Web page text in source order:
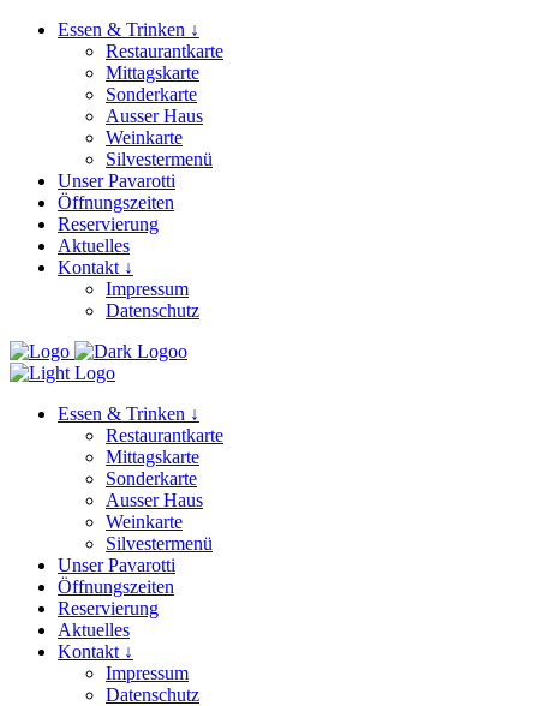
Essen & Trinken ↓
Restaurantkarte
Mittagskarte
Sonderkarte
Ausser Haus
Weinkarte
Silvestermenü
Unser Pavarotti
Öffnungszeiten
Reservierung
Aktuelles
Kontakt ↓
Impressum
Datenschutz
Essen & Trinken ↓
Restaurantkarte
Mittagskarte
Sonderkarte
Ausser Haus
Weinkarte
Silvestermenü
Unser Pavarotti
Öffnungszeiten
Reservierung
Aktuelles
Kontakt ↓
Impressum
Datenschutz